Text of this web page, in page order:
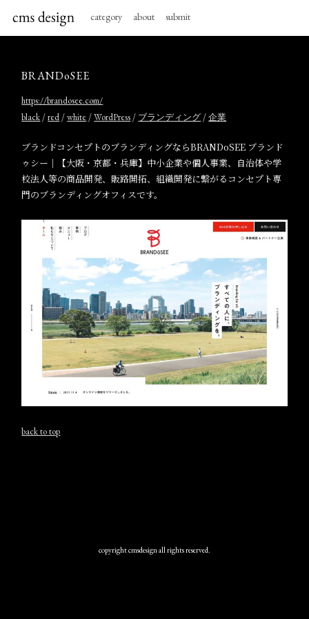
category about submit
BRANDoSEE
https://brandosee.com/
black /red /white /WordPress / ブランディング /企業
ブランドコンセプトのブランディングならBRANDoSEE ブランド
ゥシー｜【大阪・京都・兵庫】中小企業や個人事業、自治体や学
校法人等の商品開発、販路開拓、組織開発に繋がるコンセプト専
門のブランディングオフィスです。
back to top
copyright cmsdesign all rights reserved.